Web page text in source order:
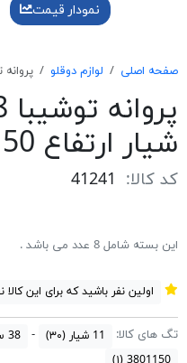
نمودار قیمت
صفحه اصلی لوازم دوقلو پروانه توشیبا 38
شیار ارتفاع 50
کد کالا: 41241
این بسته شامل 8 عدد می باشد .
اولین نفر باشید که برای این
تگ های کالا: 11 شیار (۳۰) 38 سانتی 11 شیار